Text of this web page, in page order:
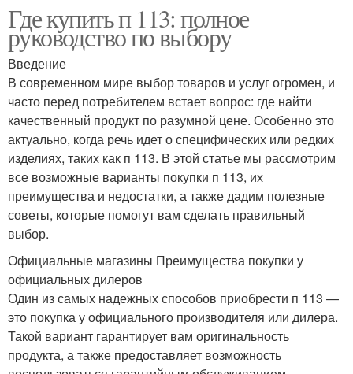
Где купить п 113: полное
руководство по выбору
Введение
В современном мире выбор товаров и услуг огромен, и
часто перед потребителем встает вопрос: где найти
качественный продукт по разумной цене. Особенно это
актуально, когда речь идет о специфических или редких
изделиях, таких как п 113. В этой статье мы рассмотрим
все возможные варианты покупки п 113, их
преимущества и недостатки, а также дадим полезные
советы, которые помогут вам сделать правильный
выбор.
Официальные магазины Преимущества покупки у
официальных дилеров
Один из самых надежных способов приобрести п 113 —
это покупка у официального производителя или дилера.
Такой вариант гарантирует вам оригинальность
продукта, а также предоставляет возможность